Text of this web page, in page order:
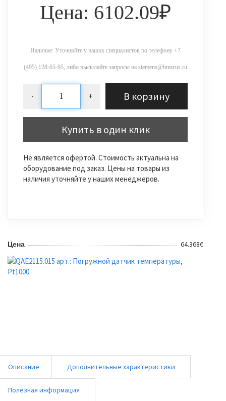
Цена: 6102.09₽
Наличие: Уточняйте у наших специалистов по телефону +7
(495) 128-05-95, либо высылайте запросы на siemens@bmsrus.ru
- + В корзину
Купить в один клик
Не является офертой. Стоимость актуальна на
оборудование под заказ. Цены на товары из
наличия уточняйте у наших менеджеров.
Цена 64.368€
Описание Дополнительные характеристики
Полезная информация